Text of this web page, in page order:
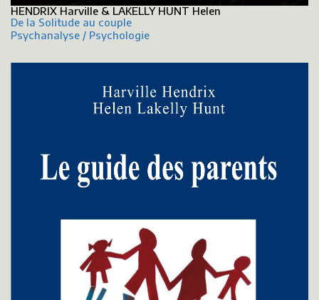
HENDRIX Harville & LAKELLY HUNT Helen
De la Solitude au couple
Psychanalyse / Psychologie